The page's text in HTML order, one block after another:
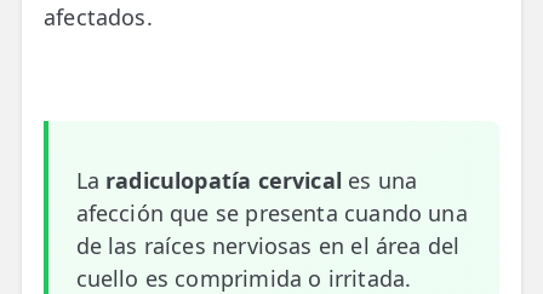
📍 Carabanchel - Usera
📍 Getafe
TIENDA
🛍️ Tienda Bonos
🛍️ Tienda Productos Fisioterapia
afectados.
La radiculopatía cervical es una
afección que se presenta cuando una
de las raíces nerviosas en el área del
cuello es comprimida o irritada.